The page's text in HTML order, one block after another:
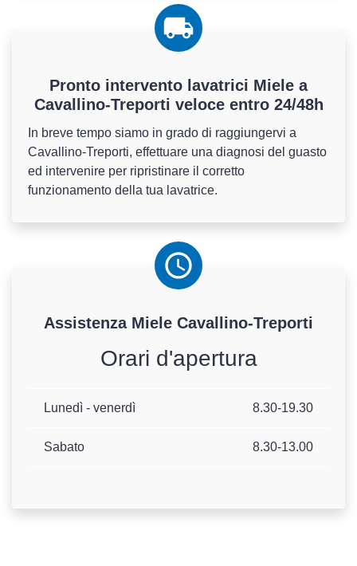
Pronto intervento lavatrici Miele a
Cavallino-Treporti veloce entro 24/48h
In breve tempo siamo in grado di raggiungervi a
Cavallino-Treporti, effettuare una diagnosi del guasto
ed intervenire per ripristinare il corretto
funzionamento della tua lavatrice.
Assistenza Miele Cavallino-Treporti
Orari d'apertura
Lunedì - venerdì 8.30-19.30
Sabato 8.30-13.00